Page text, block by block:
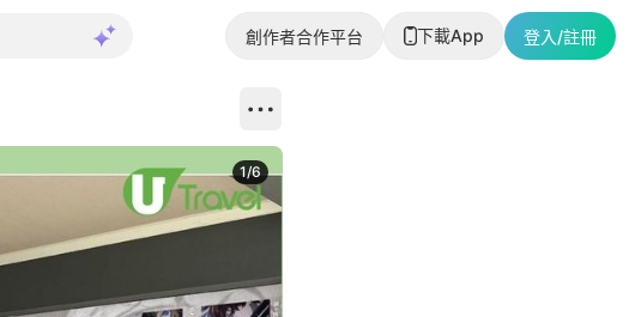
創作者合作平台 下載App 登入/註冊
1/6